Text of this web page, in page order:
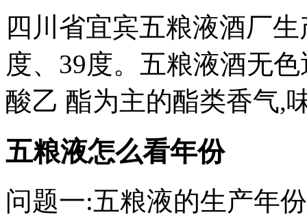
四川省宜宾五粮液酒厂
度、39度。五粮液酒无
酸乙 酯为主的酯类香气,
五粮液怎么看年份
问题一:五粮液的生产年